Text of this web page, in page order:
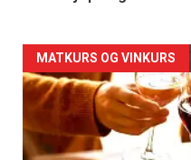
Forsiden
akkurat
nå
MATKURS OG VINKURS